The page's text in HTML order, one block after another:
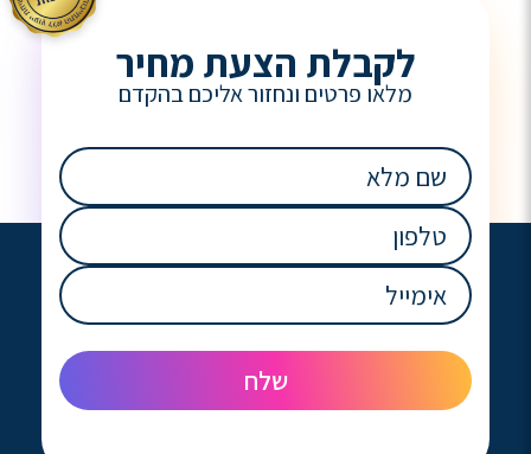
לקבלת הצעת מחיר
מלאו פרטים ונחזור אליכם בהקדם
שם
מלא
(חובה)
טלפון
(חובה)
אימייל
(חובה)